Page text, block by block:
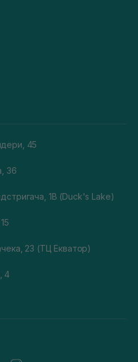
45
36
1В (Duck's Lake)
23 (ТЦ Екватор)
4